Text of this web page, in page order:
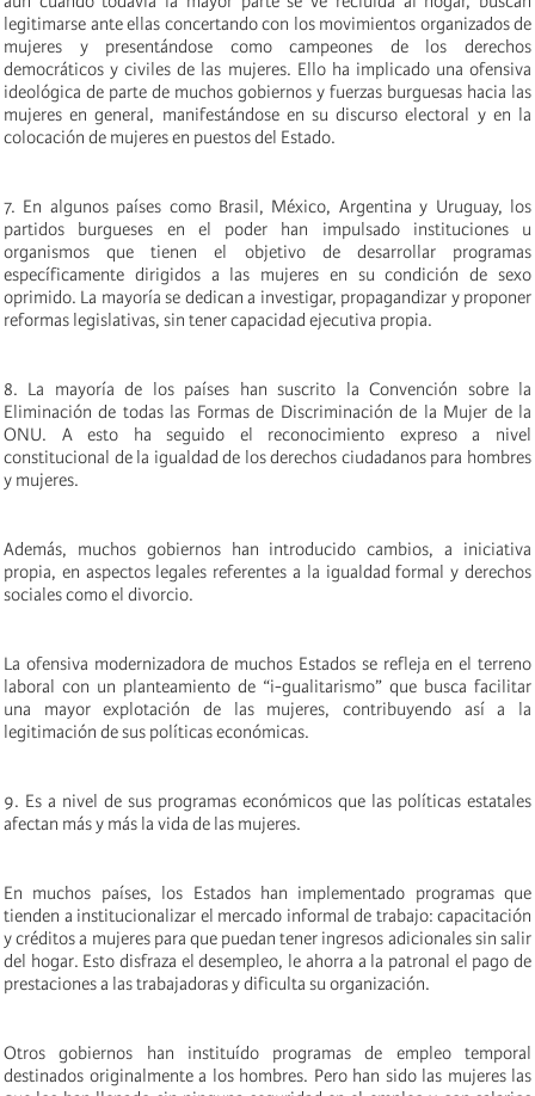
legitimarse ante ellas concertando con los movimientos organizados de
mujeres y presentándose como campeones de los derechos
democráticos y civiles de las mujeres. Ello ha implicado una ofensiva
ideológica de parte de muchos gobiernos y fuerzas burguesas hacia las
mujeres en general, manifestándose en su discurso electoral y en la
colocación de mujeres en puestos del Estado.
7. En algunos países como Brasil, México, Argentina y Uruguay, los
partidos burgueses en el poder han impulsado instituciones u
organismos que tienen el objetivo de desarrollar programas
específicamente dirigidos a las mujeres en su condición de sexo
oprimido. La mayoría se dedican a investigar, propagandizar y proponer
reformas legislativas, sin tener capacidad ejecutiva propia.
8. La mayoría de los países han suscrito la Convención sobre la
Eliminación de todas las Formas de Discriminación de la Mujer de la
ONU. A esto ha seguido el reconocimiento expreso a nivel
constitucional de la igualdad de los derechos ciudadanos para hombres
y mujeres.
Además, muchos gobiernos han introducido cambios, a iniciativa
propia, en aspectos legales referentes a la igualdad formal y derechos
sociales como el divorcio.
La ofensiva modernizadora de muchos Estados se refleja en el terreno
laboral con un planteamiento de “i-gualitarismo” que busca facilitar
una mayor explotación de las mujeres, contribuyendo así a la
legitimación de sus políticas económicas.
9. Es a nivel de sus programas económicos que las políticas estatales
afectan más y más la vida de las mujeres.
En muchos países, los Estados han implementado programas que
tienden a institucionalizar el mercado informal de trabajo: capacitación
y créditos a mujeres para que puedan tener ingresos adicionales sin salir
del hogar. Esto disfraza el desempleo, le ahorra a la patronal el pago de
prestaciones a las trabajadoras y dificulta su organización.
Otros gobiernos han instituído programas de empleo temporal
destinados originalmente a los hombres. Pero han sido las mujeres las